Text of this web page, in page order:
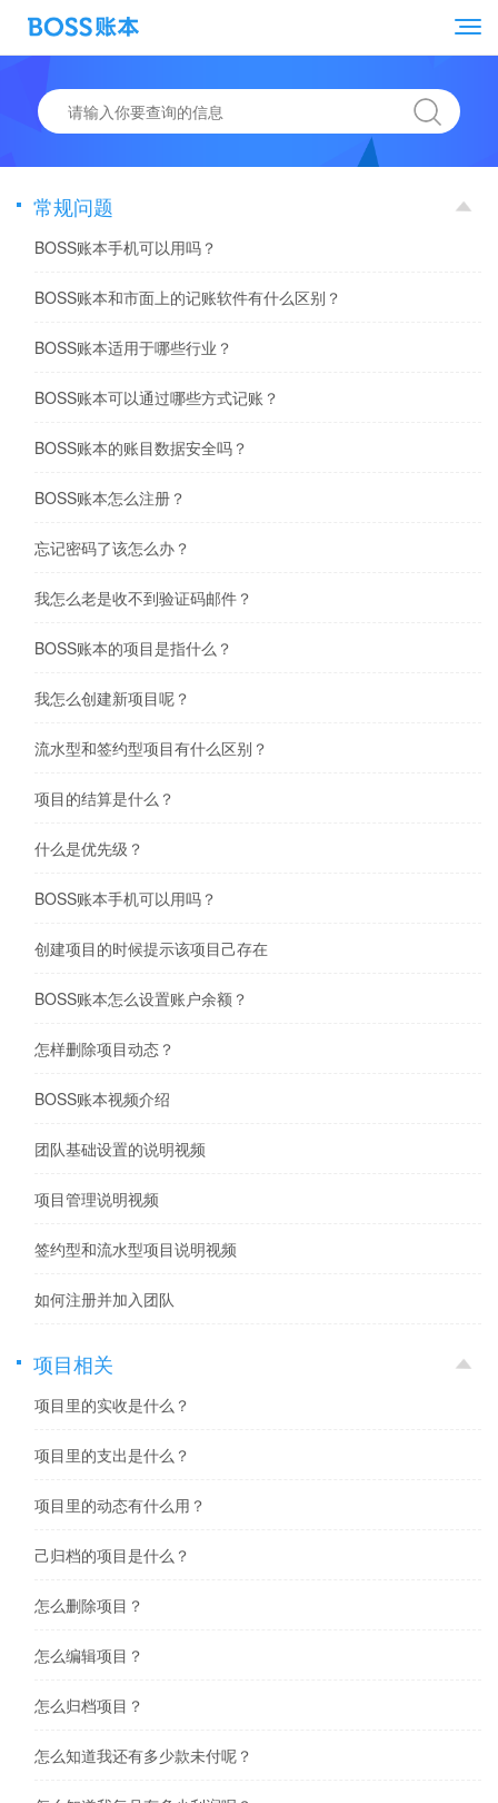
常规问题
BOSS账本手机可以用吗？
BOSS账本和市面上的记账软件有什么区别？
BOSS账本适用于哪些行业？
BOSS账本可以通过哪些方式记账？
BOSS账本的账目数据安全吗？
BOSS账本怎么注册？
忘记密码了该怎么办？
我怎么老是收不到验证码邮件？
BOSS账本的项目是指什么？
我怎么创建新项目呢？
流水型和签约型项目有什么区别？
项目的结算是什么？
什么是优先级？
BOSS账本手机可以用吗？
创建项目的时候提示该项目己存在
BOSS账本怎么设置账户余额？
怎样删除项目动态？
BOSS账本视频介绍
团队基础设置的说明视频
项目管理说明视频
签约型和流水型项目说明视频
如何注册并加入团队
项目相关
项目里的实收是什么？
项目里的支出是什么？
项目里的动态有什么用？
己归档的项目是什么？
怎么删除项目？
怎么编辑项目？
怎么归档项目？
怎么知道我还有多少款未付呢？